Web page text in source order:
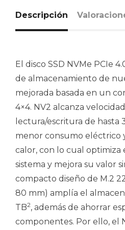
Descripción
El disco SSD NVMe PCIe
de almacenamiento de
mejorada basada en un
4×4. NV2 alcanza
lectura/escritura de hasta
menor consumo eléctrico
calor, con lo cual optimiza
sistema y mejora su valor
compacto diseño de M.2
80 mm) amplía el
TB2, además de ahorrar
componentes. Por ello, el